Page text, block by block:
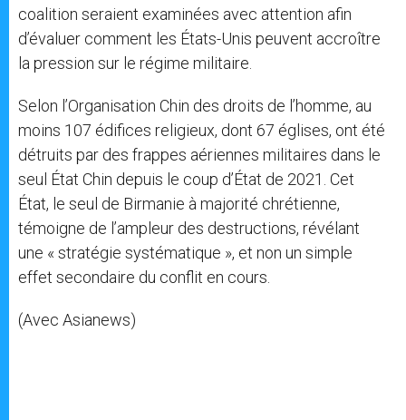
coalition seraient examinées avec attention afin
d’évaluer comment les États-Unis peuvent accroître
la pression sur le régime militaire.
Selon l’Organisation Chin des droits de l’homme, au
moins 107 édifices religieux, dont 67 églises, ont été
détruits par des frappes aériennes militaires dans le
seul État Chin depuis le coup d’État de 2021. Cet
État, le seul de Birmanie à majorité chrétienne,
témoigne de l’ampleur des destructions, révélant
une « stratégie systématique », et non un simple
effet secondaire du conflit en cours.
(Avec Asianews)